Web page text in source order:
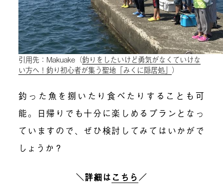
引用先：Makuake（釣りをしたいけど勇気がなくていけな
い方へ！釣り初心者が集う聖地「みくに隠居処」 ）
釣った魚を捌いたり食べたりすることも可
能。日帰りでも十分に楽しめるプランとなっ
ていますので、ぜひ検討してみてはいかがで
しょうか？
＼詳細は こちら ／